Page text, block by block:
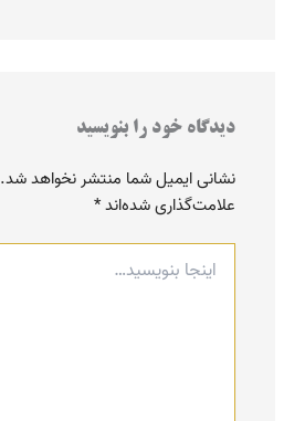
دیدگاه‌ خود را بنویسید
نشانی ایمیل شما منتشر نخواهد شد.
علامت‌گذاری شده‌اند*
اینجا
بنویسید…